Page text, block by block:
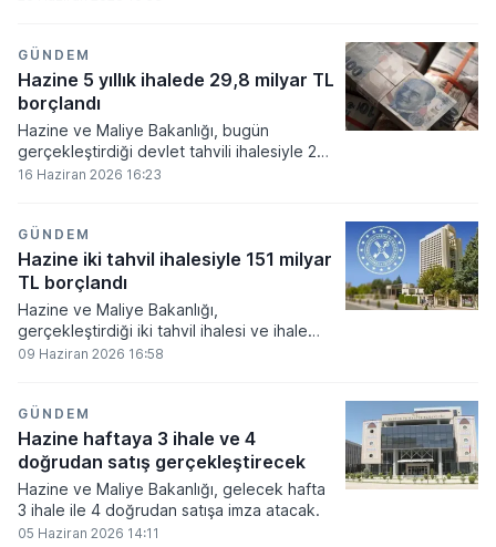
GÜNDEM
Hazine 5 yıllık ihalede 29,8 milyar TL
borçlandı
Hazine ve Maliye Bakanlığı, bugün
gerçekleştirdiği devlet tahvili ihalesiyle 29
milyar 804,1 milyon lira borçlanmaya gitti.
16 Haziran 2026 16:23
GÜNDEM
Hazine iki tahvil ihalesiyle 151 milyar
TL borçlandı
Hazine ve Maliye Bakanlığı,
gerçekleştirdiği iki tahvil ihalesi ve ihale
öncesi yapılan rekabetçi olmayan teklif
09 Haziran 2026 16:58
GÜNDEM
Hazine haftaya 3 ihale ve 4
doğrudan satış gerçekleştirecek
Hazine ve Maliye Bakanlığı, gelecek hafta
3 ihale ile 4 doğrudan satışa imza atacak.
05 Haziran 2026 14:11